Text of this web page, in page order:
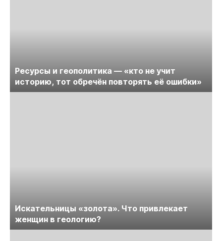
Ресурсы и геополитика — «кто не учит
историю, тот обречён повторять её ошибки»
Искательницы «золота». Что привлекает
женщин в геологию?